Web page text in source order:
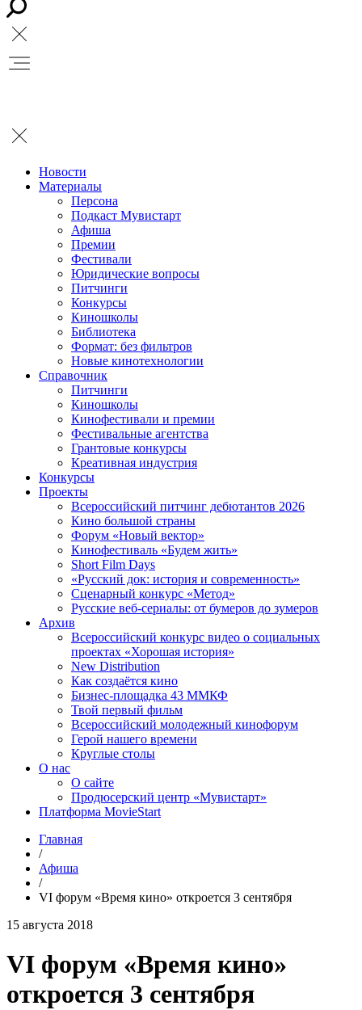
Новости
Материалы
Персона
Подкаст Мувистарт
Афиша
Премии
Фестивали
Юридические вопросы
Питчинги
Конкурсы
Киношколы
Библиотека
Формат: без фильтров
Новые кинотехнологии
Справочник
Питчинги
Киношколы
Кинофестивали и премии
Фестивальные агентства
Грантовые конкурсы
Креативная индустрия
Конкурсы
Проекты
Всероссийский питчинг дебютантов 2026
Кино большой страны
Форум «Новый вектор»
Кинофестиваль «Будем жить»
Short Film Days
«Русский док: история и современность»
Сценарный конкурс «Метод»
Русские веб-сериалы: от бумеров до зумеров
Архив
Всероссийский конкурс видео о социальных
проектах «Хорошая история»
New Distribution
Как создаётся кино
Бизнес-площадка 43 ММКФ
Твой первый фильм
Всероссийский молодежный кинофорум
Герой нашего времени
Круглые столы
О нас
О сайте
Продюсерский центр «Мувистарт»
Платформа MovieStart
Главная
/
Афиша
/
VI форум «Время кино» откроется 3 сентября
15 августа 2018
VI форум «Время кино»
откроется 3 сентября